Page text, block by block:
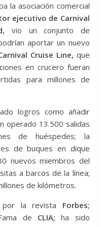
la asociación comercial
ejecutivo de Carnival
vio un conjunto de
aportar un nuevo
Cruise Line, que
en crucero fueran
para millones de
logros como añadir
operado 13.500 salidas
de huéspedes; la
de buques en dique
nuevos miembros del
a barcos de la línea;
de kilómetros.
por la revista Forbes;
de CLIA; ha sido